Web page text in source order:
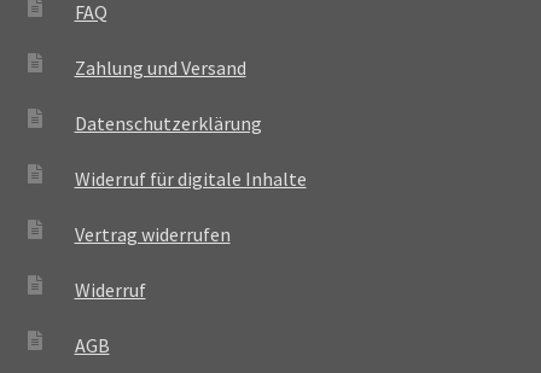
FAQ
Zahlung und Versand
Datenschutzerklärung
Widerruf für digitale Inhalte
Vertrag widerrufen
Widerruf
AGB